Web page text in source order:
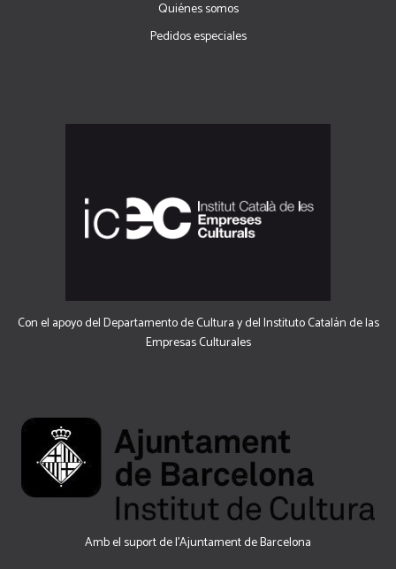
Quiénes somos
Pedidos especiales
Con el apoyo del Departamento de Cultura y del Instituto Catalán de las
Empresas Culturales
Amb el suport de l’Ajuntament de Barcelona